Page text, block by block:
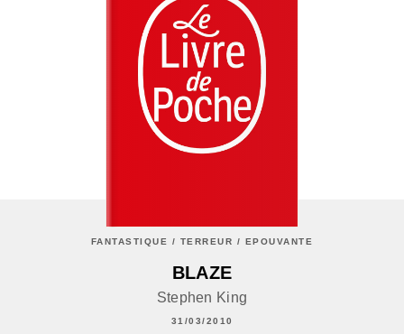
FANTASTIQUE / TERREUR / EPOUVANTE
BLAZE
Stephen King
31/03/2010